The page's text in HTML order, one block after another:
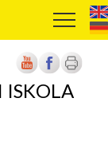
ISKOLA